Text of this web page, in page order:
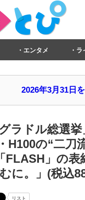
エンタメ ラ
2026年3月31日
グラドル総選
H100の“二刀
FLASH」の表
むに。」(税込
リスト